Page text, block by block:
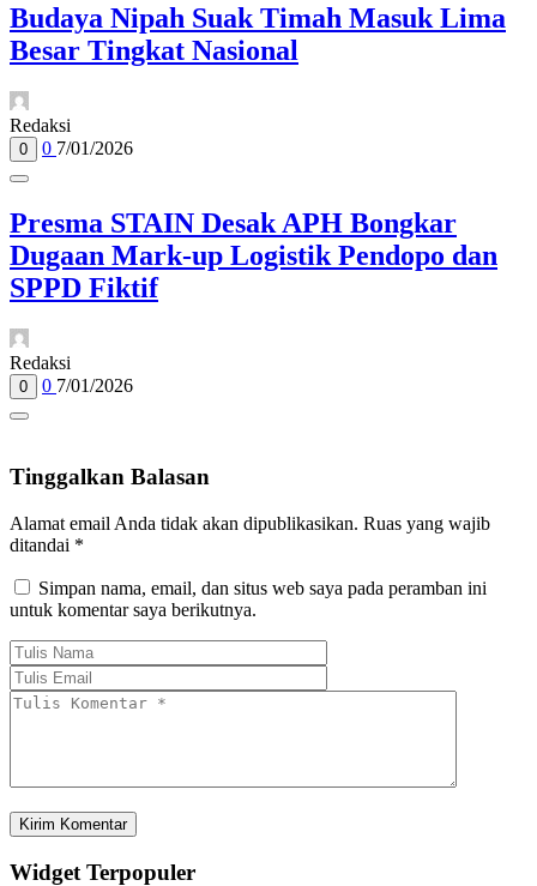
Budaya Nipah Suak Timah Masuk Lima
Besar Tingkat Nasional
Redaksi
0 0 7/01/2026
Presma STAIN Desak APH Bongkar
Dugaan Mark-up Logistik Pendopo dan
SPPD Fiktif
Redaksi
0 0 7/01/2026
Tinggalkan Balasan
Alamat email Anda tidak akan dipublikasikan. Ruas yang wajib
ditandai *
Simpan nama, email, dan situs web saya pada peramban ini
untuk komentar saya berikutnya.
Widget Terpopuler